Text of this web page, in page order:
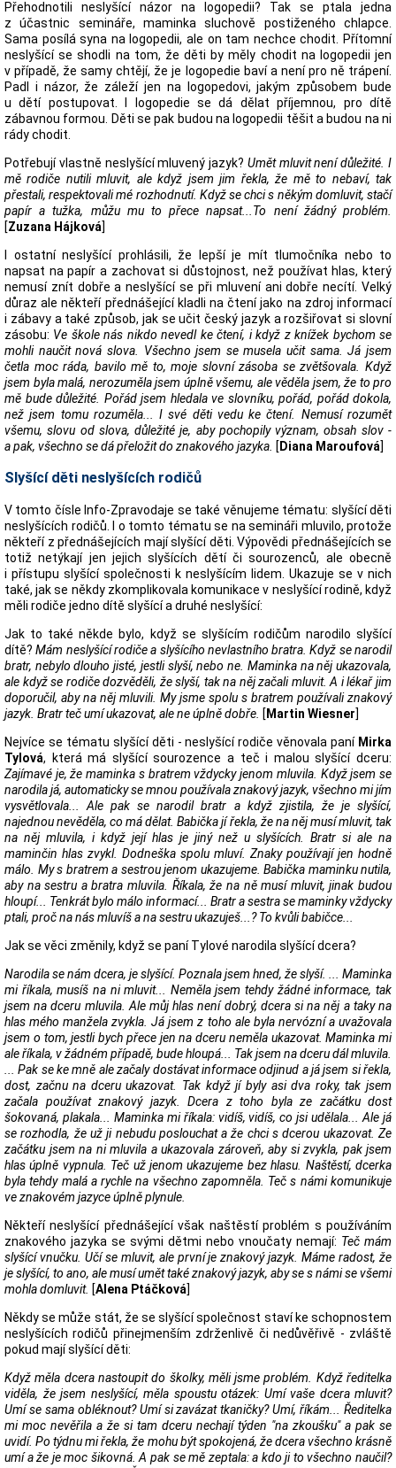
Přehodnotili neslyšící názor na logopedii? Tak se ptala jedna
z účastnic semináře, maminka sluchově postiženého chlapce.
Sama posílá syna na logopedii, ale on tam nechce chodit. Přítomní
neslyšící se shodli na tom, že děti by měly chodit na logopedii jen
v případě, že samy chtějí, že je logopedie baví a není pro ně trápení.
Padl i názor, že záleží jen na logopedovi, jakým způsobem bude
u dětí postupovat. I logopedie se dá dělat příjemnou, pro dítě
zábavnou formou. Děti se pak budou na logopedii těšit a budou na ni
rády chodit.
Potřebují vlastně neslyšící mluvený jazyk? Umět mluvit není důležité. I
mě rodiče nutili mluvit, ale když jsem jim řekla, že mě to nebaví, tak
přestali, respektovali mé rozhodnutí. Když se chci s někým domluvit, stačí
papír a tužka, můžu mu to přece napsat...To není žádný problém.
[Zuzana Hájková]
I ostatní neslyšící prohlásili, že lepší je mít tlumočníka nebo to
napsat na papír a zachovat si důstojnost, než používat hlas, který
nemusí znít dobře a neslyšící se při mluvení ani dobře necítí. Velký
důraz ale někteří přednášející kladli na čtení jako na zdroj informací
i zábavy a také způsob, jak se učit český jazyk a rozšiřovat si slovní
zásobu: Ve škole nás nikdo nevedl ke čtení, i když z knížek bychom se
mohli naučit nová slova. Všechno jsem se musela učit sama. Já jsem
četla moc ráda, bavilo mě to, moje slovní zásoba se zvětšovala. Když
jsem byla malá, nerozuměla jsem úplně všemu, ale věděla jsem, že to pro
mě bude důležité. Pořád jsem hledala ve slovníku, pořád, pořád dokola,
než jsem tomu rozuměla... I své děti vedu ke čtení. Nemusí rozumět
všemu, slovu od slova, důležité je, aby pochopily význam, obsah slov -
a pak, všechno se dá přeložit do znakového jazyka. [ Diana Maroufová]
Slyšící děti neslyšících rodičů
V tomto čísle Info-Zpravodaje se také věnujeme tématu: slyšící děti
neslyšících rodičů. I o tomto tématu se na semináři mluvilo, protože
někteří z přednášejících mají slyšící děti. Výpovědi přednášejících se
totiž netýkají jen jejich slyšících dětí či sourozenců, ale obecně
i přístupu slyšící společnosti k neslyšícím lidem. Ukazuje se v nich
také, jak se někdy zkomplikovala komunikace v neslyšící rodině, když
měli rodiče jedno dítě slyšící a druhé neslyšící:
Jak to také někde bylo, když se slyšícím rodičům narodilo slyšící
dítě?Mám neslyšící rodiče a slyšícího nevlastního bratra. Když se narodil
bratr, nebylo dlouho jisté, jestli slyší, nebo ne. Maminka na něj ukazovala,
ale když se rodiče dozvěděli, že slyší, tak na něj začali mluvit. A i lékař jim
doporučil, aby na něj mluvili. My jsme spolu s bratrem používali znakový
jazyk. Bratr teč umí ukazovat, ale ne úplně dobře. [Martin Wiesner]
Nejvíce se tématu slyšící děti - neslyšící rodiče věnovala paní Mirka
Tylová, která má slyšící sourozence a teč i malou slyšící dceru:
Zajímavé je, že maminka s bratrem vždycky jenom mluvila. Když jsem se
narodila já, automaticky se mnou používala znakový jazyk, všechno mi jím
vysvětlovala... Ale pak se narodil bratr a když zjistila, že je slyšící,
najednou nevěděla, co má dělat. Babička jí řekla, že na něj musí mluvit, tak
na něj mluvila, i když její hlas je jiný než u slyšících. Bratr si ale na
maminčin hlas zvykl. Dodneška spolu mluví. Znaky používají jen hodně
málo. My s bratrem a sestrou jenom ukazujeme. Babička maminku nutila,
aby na sestru a bratra mluvila. Říkala, že na ně musí mluvit, jinak budou
hloupí... Tenkrát bylo málo informací... Bratr a sestra se maminky vždycky
ptali, proč na nás mluvíš a na sestru ukazuješ...? To kvůli babičce...
Jak se věci změnily, když se paní Tylové narodila slyšící dcera?
Narodila se nám dcera, je slyšící. Poznala jsem hned, že slyší. ... Maminka
mi říkala, musíš na ni mluvit... Neměla jsem tehdy žádné informace, tak
jsem na dceru mluvila. Ale můj hlas není dobrý, dcera si na něj a taky na
hlas mého manžela zvykla. Já jsem z toho ale byla nervózní a uvažovala
jsem o tom, jestli bych přece jen na dceru neměla ukazovat. Maminka mi
ale říkala, v žádném případě, bude hloupá... Tak jsem na dceru dál mluvila.
... Pak se ke mně ale začaly dostávat informace odjinud a já jsem si řekla,
dost, začnu na dceru ukazovat. Tak když jí byly asi dva roky, tak jsem
začala používat znakový jazyk. Dcera z toho byla ze začátku dost
šokovaná, plakala... Maminka mi říkala: vidíš, vidíš, co jsi udělala... Ale já
se rozhodla, že už ji nebudu poslouchat a že chci s dcerou ukazovat. Ze
začátku jsem na ni mluvila a ukazovala zároveň, aby si zvykla, pak jsem
hlas úplně vypnula. Teč už jenom ukazujeme bez hlasu. Naštěstí, dcerka
byla tehdy malá a rychle na všechno zapomněla. Teč s námi komunikuje
ve znakovém jazyce úplně plynule.
Někteří neslyšící přednášející však naštěstí problém s používáním
znakového jazyka se svými dětmi nebo vnoučaty nemají: Teč mám
slyšící vnučku. Učí se mluvit, ale první je znakový jazyk. Máme radost, že
je slyšící, to ano, ale musí umět také znakový jazyk, aby se s námi se všemi
mohla domluvit. [Alena Ptáčková]
Někdy se může stát, že se slyšící společnost staví ke schopnostem
neslyšících rodičů přinejmenším zdrženlivě či nedůvěřivě - zvláště
pokud mají slyšící děti:
Když měla dcera nastoupit do školky, měli jsme problém. Když ředitelka
viděla, že jsem neslyšící, měla spoustu otázek: Umí vaše dcera mluvit?
Umí se sama obléknout? Umí si zavázat tkaničky? Umí, říkám... Ředitelka
mi moc nevěřila a že si tam dceru nechají týden "na zkoušku" a pak se
uvidí. Po týdnu mi řekla, že mohu být spokojená, že dcera všechno krásně
umí a že je moc šikovná. A pak se mě zeptala: a kdo ji to všechno naučil?